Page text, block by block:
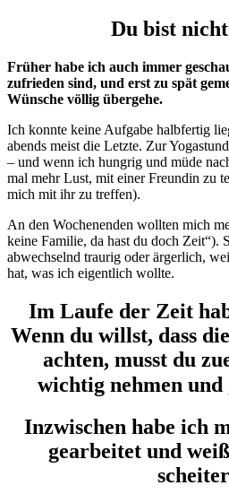
Du bist
Früher habe ich auch immer
zufrieden sind, und erst zu spät
Wünsche völlig übergehe.
Ich konnte keine Aufgabe halbfertig
abends meist die Letzte. Zur
– und wenn ich hungrig und müde
mal mehr Lust, mit einer Freundin zu
mich mit ihr zu treffen).
An den Wochenenden wollten mich
keine Familie, da hast du doch Zeit“).
abwechselnd traurig oder ärgerlich,
hat, was ich eigentlich wollte.
Im Laufe der Zeit
Wenn du willst, dass
achten, musst du
wichtig nehmen
Inzwischen habe ich
gearbeitet und